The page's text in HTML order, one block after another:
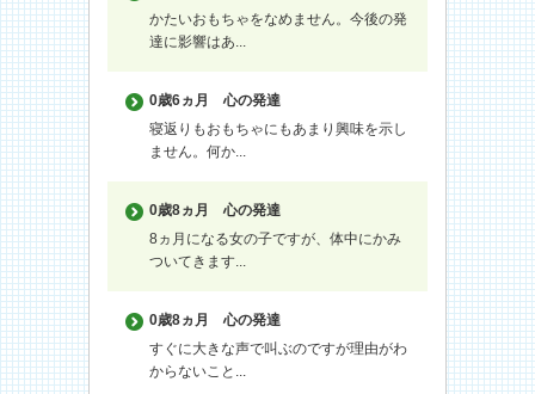
かたいおもちゃをなめません。今後の発
達に影響はあ...
0歳6ヵ月
心の発達
寝返りもおもちゃにもあまり興味を示し
ません。何か...
0歳8ヵ月
心の発達
8ヵ月になる女の子ですが、体中にかみ
ついてきます...
0歳8ヵ月
心の発達
すぐに大きな声で叫ぶのですが理由がわ
からないこと...